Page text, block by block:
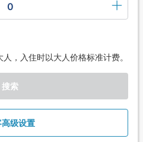
0
，入住时以大人价格标准计费。
搜索
级设置